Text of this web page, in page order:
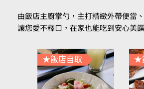
由飯店主廚掌勺，主打精緻外帶便當
讓您愛不釋口，在家也能吃到安心美饌
★飯店自取 ★